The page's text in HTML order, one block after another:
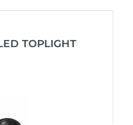
TOPLIGHT